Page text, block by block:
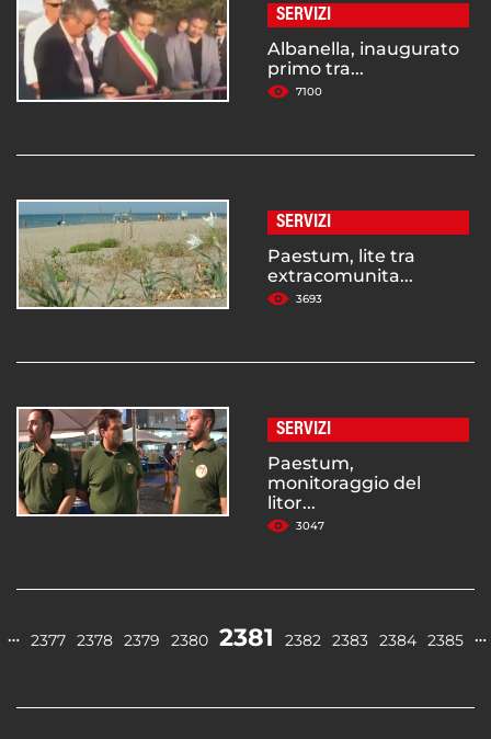
SERVIZI
Albanella, inaugurato
primo tra...
7100
SERVIZI
Paestum, lite tra
extracomunita...
3693
SERVIZI
Paestum,
monitoraggio del
litor...
3047
… 2377 2378 2379 2380 2381 2382 2383 2384 2385 …